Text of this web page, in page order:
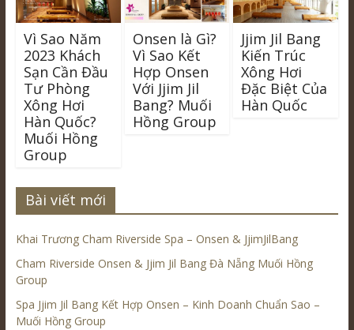
Vì Sao Năm
2023 Khách
Sạn Cần Đầu
Tư Phòng
Xông Hơi
Hàn Quốc?
Muối Hồng
Group
Onsen là Gì?
Vì Sao Kết
Hợp Onsen
Với Jjim Jil
Bang? Muối
Hồng Group
Jjim Jil Bang
Kiến Trúc
Xông Hơi
Đặc Biệt Của
Hàn Quốc
Bài viết mới
Khai Trương Cham Riverside Spa – Onsen & JjimJilBang
Cham Riverside Onsen & Jjim Jil Bang Đà Nẵng Muối Hồng
Group
Spa Jjim Jil Bang Kết Hợp Onsen – Kinh Doanh Chuẩn Sao –
Muối Hồng Group